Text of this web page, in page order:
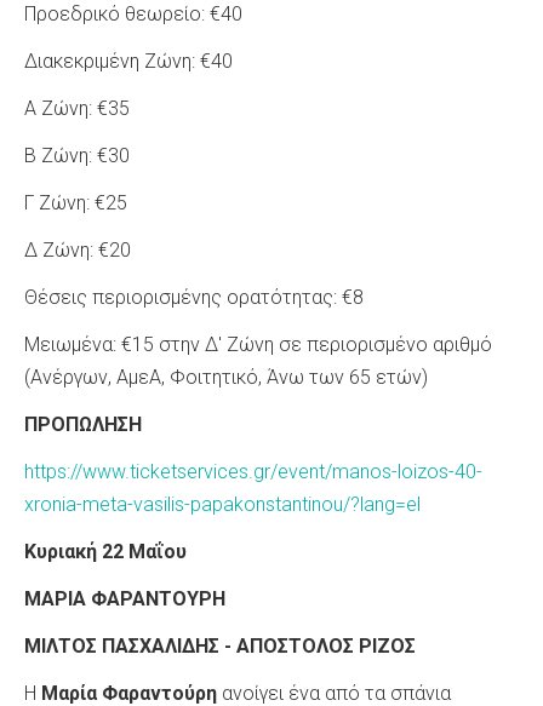
Προεδρικό θεωρείο: €40
Διακεκριμένη Ζώνη: €40
Α Ζώνη: €35
Β Ζώνη: €30
Γ Ζώνη: €25
Δ Ζώνη: €20
Θέσεις περιορισμένης ορατότητας: €8
Μειωμένα: €15 στην Δ' Ζώνη σε περιορισμένο αριθμό
(Ανέργων, ΑμεΑ, Φοιτητικό, Άνω των 65 ετών)
ΠΡΟΠΩΛΗΣΗ
https://www.ticketservices.gr/event/manos-loizos-40-
xronia-meta-vasilis-papakonstantinou/?lang=el
Κυριακή 22 Μαΐου
ΜΑΡΙΑ ΦΑΡΑΝΤΟΥΡΗ
ΜΙΛΤΟΣ ΠΑΣΧΑΛΙΔΗΣ - ΑΠΟΣΤΟΛΟΣ ΡΙΖΟΣ
Η Μαρία Φαραντούρη ανοίγει ένα από τα σπάνια